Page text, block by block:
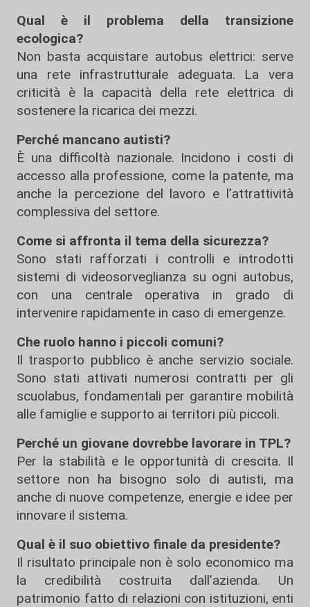
Qual è il problema della transizione
ecologica?
Non basta acquistare autobus elettrici: serve
una rete infrastrutturale adeguata. La vera
criticità è la capacità della rete elettrica di
sostenere la ricarica dei mezzi.
Perché mancano autisti?
È una difficoltà nazionale. Incidono i costi di
accesso alla professione, come la patente, ma
anche la percezione del lavoro e l’attrattività
complessiva del settore.
Come si affronta il tema della sicurezza?
Sono stati rafforzati i controlli e introdotti
sistemi di videosorveglianza su ogni autobus,
con una centrale operativa in grado di
intervenire rapidamente in caso di emergenze.
Che ruolo hanno i piccoli comuni?
Il trasporto pubblico è anche servizio sociale.
Sono stati attivati numerosi contratti per gli
scuolabus, fondamentali per garantire mobilità
alle famiglie e supporto ai territori più piccoli.
Perché un giovane dovrebbe lavorare in TPL?
Per la stabilità e le opportunità di crescita. Il
settore non ha bisogno solo di autisti, ma
anche di nuove competenze, energie e idee per
innovare il sistema.
Qual è il suo obiettivo finale da presidente?
Il risultato principale non è solo economico ma
la credibilità costruita dall’azienda. Un
patrimonio fatto di relazioni con istituzioni, enti